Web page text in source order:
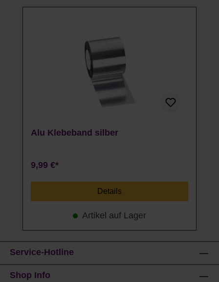
Alu Klebeband silber
9,99 €*
Details
Artikel auf Lager
Service-Hotline
Shop Info